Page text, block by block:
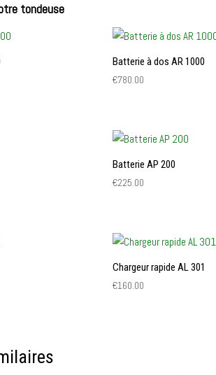
tondeuse
Batterie à dos AR 1000
€780.00
Batterie AP 200
€225.00
Chargeur rapide AL 301
€160.00